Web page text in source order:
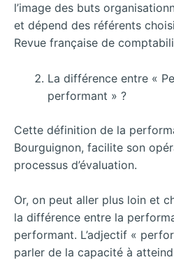
l’image des buts
et dépend des référents
Revue française de
La différence entre «
performant » ?
Cette définition de la
Bourguignon, facilite son
processus d’évaluation.
Or, on peut aller plus loin et
la différence entre la
performant. L’adjectif «
parler de la capacité à